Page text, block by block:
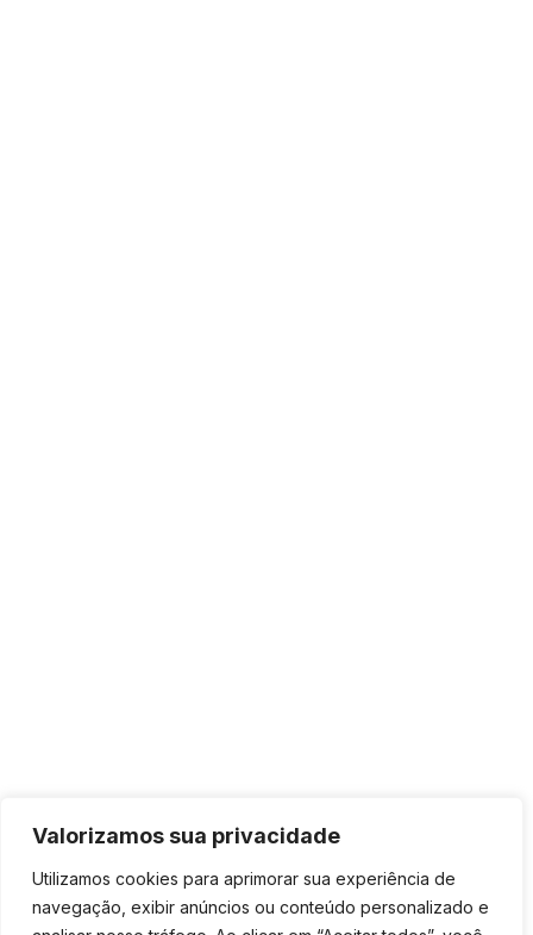
Valorizamos sua privacidade
Utilizamos cookies para aprimorar sua experiência de
navegação, exibir anúncios ou conteúdo personalizado e